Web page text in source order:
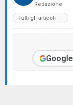
Redazione
Tutti gli articoli →
Google